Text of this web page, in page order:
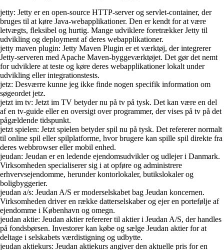
jetty: Jetty er en open-source HTTP-server og servlet-container, der
bruges til at køre Java-webapplikationer. Den er kendt for at være
letvægts, fleksibel og hurtig. Mange udviklere foretrækker Jetty til
udvikling og deployment af deres webapplikationer.
jetty maven plugin: Jetty Maven Plugin er et værktøj, der integrerer
Jetty-serveren med Apache Maven-byggeværktøjet. Det gør det nemt
for udviklere at teste og køre deres webapplikationer lokalt under
udvikling eller integrationstests.
jetz: Desværre kunne jeg ikke finde nogen specifik information om
søgeordet jetz.
jetzt im tv: Jetzt im TV betyder nu på tv på tysk. Det kan være en del
af en tv-guide eller en oversigt over programmer, der vises på tv på det
pågældende tidspunkt.
jetzt spielen: Jetzt spielen betyder spil nu på tysk. Det refererer normalt
til online spil eller spilplatforme, hvor brugere kan spille spil direkte fra
deres webbrowser eller mobil enhed.
jeudan: Jeudan er en ledende ejendomsudvikler og udlejer i Danmark.
Virksomheden specialiserer sig i at opføre og administrere
erhvervsejendomme, herunder kontorlokaler, butikslokaler og
boligbyggerier.
jeudan a/s: Jeudan A/S er moderselskabet bag Jeudan koncernen.
Virksomheden driver en række datterselskaber og ejer en portefølje af
ejendomme i København og omegn.
jeudan aktie: Jeudan aktier refererer til aktier i Jeudan A/S, der handles
på fondsbørsen. Investorer kan købe og sælge Jeudan aktier for at
deltage i selskabets værdistigning og udbytte.
jeudan aktiekurs: Jeudan aktiekurs angiver den aktuelle pris for en